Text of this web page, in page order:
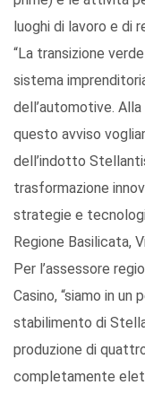
luoghi di lavoro e di
“La transizione
sistema
dell’automotive.
questo avviso
dell’indotto
trasformazione
strategie e
Regione Basilicata,
Per l’assessore
Casino, “siamo in
stabilimento di
produzione di
completamente